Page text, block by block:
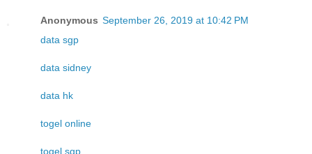
Anonymous September 26, 2019 at 10:42 PM
data sgp
data sidney
data hk
togel online
togel sgp